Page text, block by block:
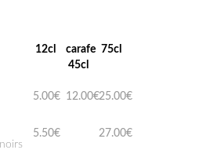
12cl
carafe
45cl
75cl
5.00€ 12.00€25.00€
5.50€ 27.00€